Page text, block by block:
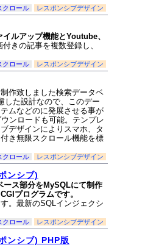
クロール レスポンシブデザイン
ルアップ機能とYoutube、
きの記事を複数登録し、
クロール レスポンシブデザイン
作致しました検索データベ
した設計なので、このデー
ムなどのに発展させる事が
ンロードも可能。テンプレ
デザインによりスマホ、タ
き無限スクロール機能を標
クロール レスポンシブデザイン
ンシブ)
ース部分をMySQLにて制作
プログラムです。
。最新のSQLインジェクシ
クロール レスポンシブデザイン
ンシブ) PHP版